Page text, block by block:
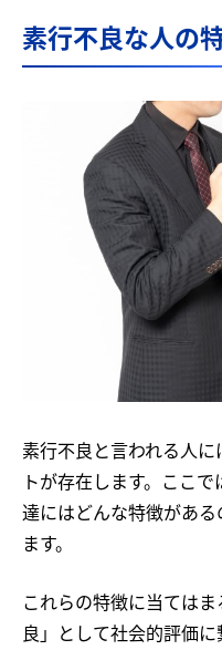
素行不良な人の
素行不良と言われる人
トが存在します。ここ
達にはどんな特徴があ
ます。
これらの特徴に当ては
良」として社会的評価